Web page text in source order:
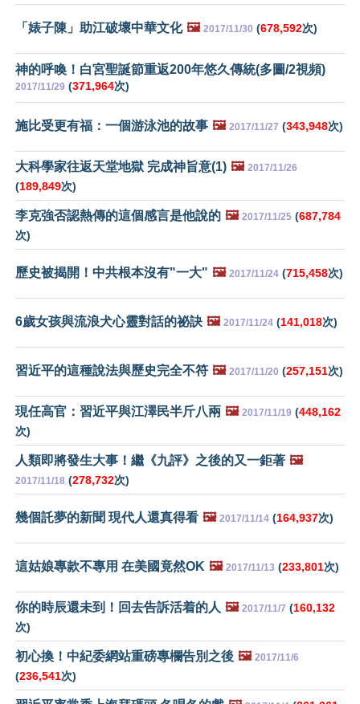
「婊子陳」助江破壞中華文化 🖼️ 2017/11/30 (678,592次)
神的呼喚！白宮聖誕節重返200年悠久傳統(多圖/2視頻)
2017/11/29 (371,964次)
施比受更有福：一個游泳池的故事 🖼️ 2017/11/27 (343,948次)
大科學家往返天堂地獄 完成神旨意(1) 🖼️ 2017/11/26
(189,849次)
李克強否認熱傳的這個感言是他說的 🖼️ 2017/11/25 (687,784
次)
歷史被揭開！中共根本沒有"一大" 🖼️ 2017/11/24 (715,458次)
6歲女孩與流浪犬心靈對話的祕訣 🖼️ 2017/11/24 (141,018次)
習近平的這種說法與歷史完全不符 🖼️ 2017/11/20 (257,151次)
現任高官：習近平與江澤民半斤八兩 🖼️ 2017/11/19 (448,162
次)
人類即將發生大事！繼《九評》之後的又一鉅著 🖼️
2017/11/18 (278,732次)
幾個託夢的新聞 現代人還真得看 🖼️ 2017/11/14 (164,937次)
這姑娘專款不專用 在美國竟然OK 🖼️ 2017/11/13 (233,801次)
你的時辰還未到！回去告訴活着的人 🖼️ 2017/11/7 (160,132
次)
初心換！中紀委網站重磅專欄告別之後 🖼️ 2017/11/6
(236,541次)